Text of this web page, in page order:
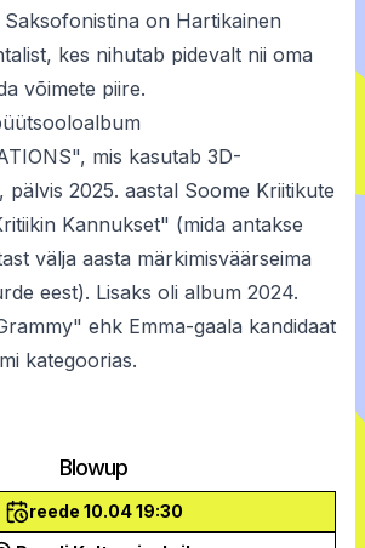
on Hartikainen
kes nihutab pidevalt nii oma
võimete piire.
mis kasutab 3D-
pälvis 2025. aastal Soome Kriitikute
Kannukset" (mida antakse
välja aasta märkimisväärseima
eest). Lisaks oli album 2024.
ehk Emma-gaala kandidaat
kategoorias.
Blowup
reede 10.04 19:30